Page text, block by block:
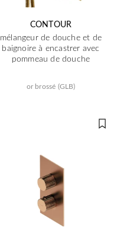
CONTOUR
mélangeur de douche et de
baignoire à encastrer avec
pommeau de douche
or brossé (GLB)